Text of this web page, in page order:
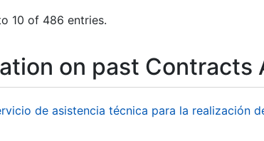
10 of 486 entries.
on past Contracts
de asistencia técnica para la realización